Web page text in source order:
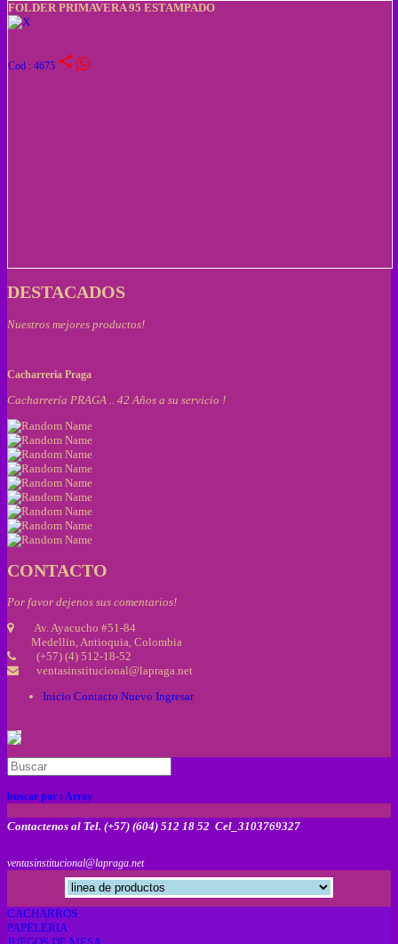
FOLDER PRIMAVERA 95 ESTAMPADO
Cod : 4675 share
DESTACADOS
Nuestros mejores productos!
Cacharreria Praga
Cacharrería PRAGA .. 42 Años a su servicio !
CONTACTO
Por favor dejenos sus comentarios!
Av. Ayacucho #51-84
Medellin, Antioquia, Colombia
(+57) (4) 512-18-52
ventasinstitucional@lapraga.net
Inicio Contacto Nuevo Ingresar
buscar por : Array
Contactenos al Tel. (+57) (604) 512 18 52 Cel_3103769327
ventasinstitucional@lapraga.net
CACHARROS
PAPELERIA